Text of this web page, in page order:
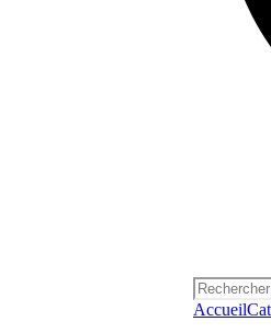
Accueil